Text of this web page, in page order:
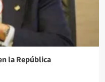
la República